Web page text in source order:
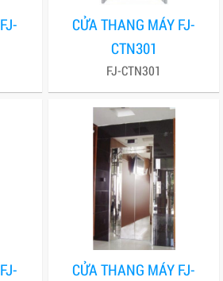
CỬA THANG MÁY FJ-
CTN301
FJ-CTN301
CỬA THANG MÁY FJ-